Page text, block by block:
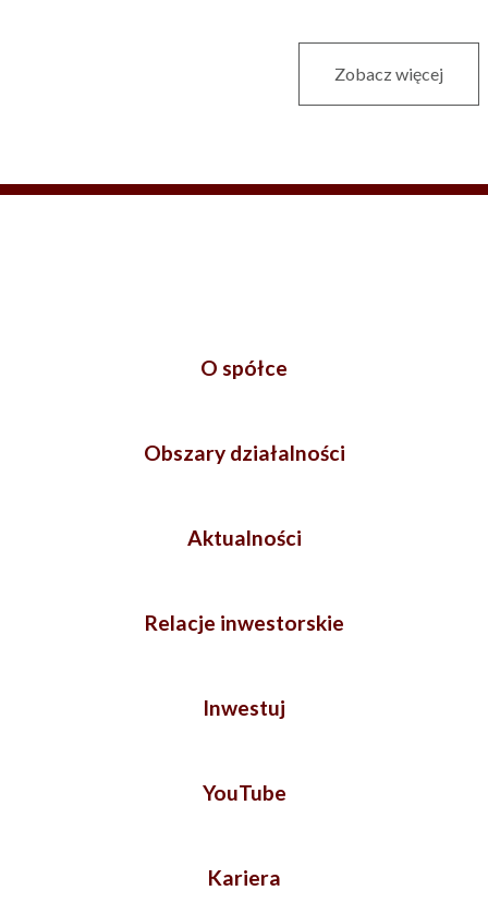
Zobacz więcej
O spółce
Obszary działalności
Aktualności
Relacje inwestorskie
Inwestuj
YouTube
Kariera